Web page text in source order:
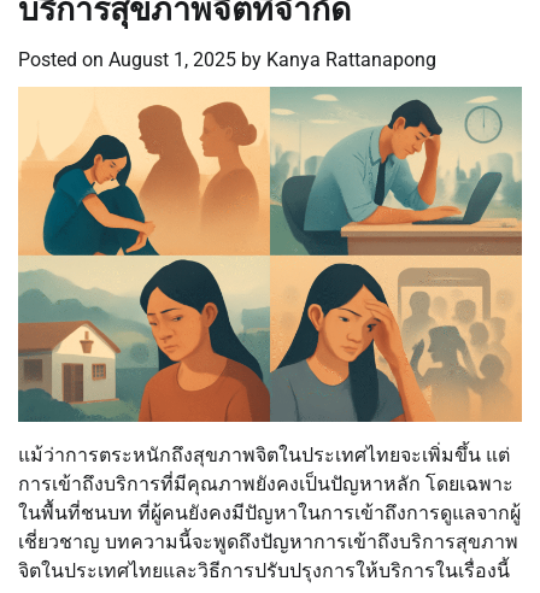
บริการสุขภาพจิตที่จำกัด
Posted on August 1, 2025 by Kanya Rattanapong
แม้ว่าการตระหนักถึงสุขภาพจิตในประเทศไทยจะเพิ่มขึ้น แต่
การเข้าถึงบริการที่มีคุณภาพยังคงเป็นปัญหาหลัก โดยเฉพาะ
ในพื้นที่ชนบท ที่ผู้คนยังคงมีปัญหาในการเข้าถึงการดูแลจากผู้
เชี่ยวชาญ บทความนี้จะพูดถึงปัญหาการเข้าถึงบริการสุขภาพ
จิตในประเทศไทยและวิธีการปรับปรุงการให้บริการในเรื่องนี้